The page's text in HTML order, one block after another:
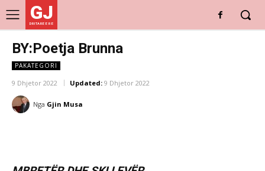
GJ
DRITARE E RE
BY:Poetja Brunna
PAKATEGORI
9 Dhjetor 2022 Updated: 9 Dhjetor 2022
Nga Gjin Musa